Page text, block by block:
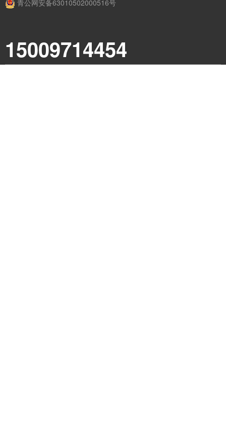
青公网安备63010502000516号
15009714454